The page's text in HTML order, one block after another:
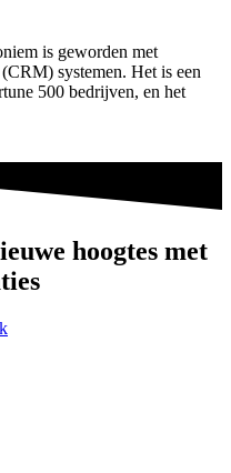
is geworden met
systemen. Het is een
500 bedrijven, en het
hoogtes met